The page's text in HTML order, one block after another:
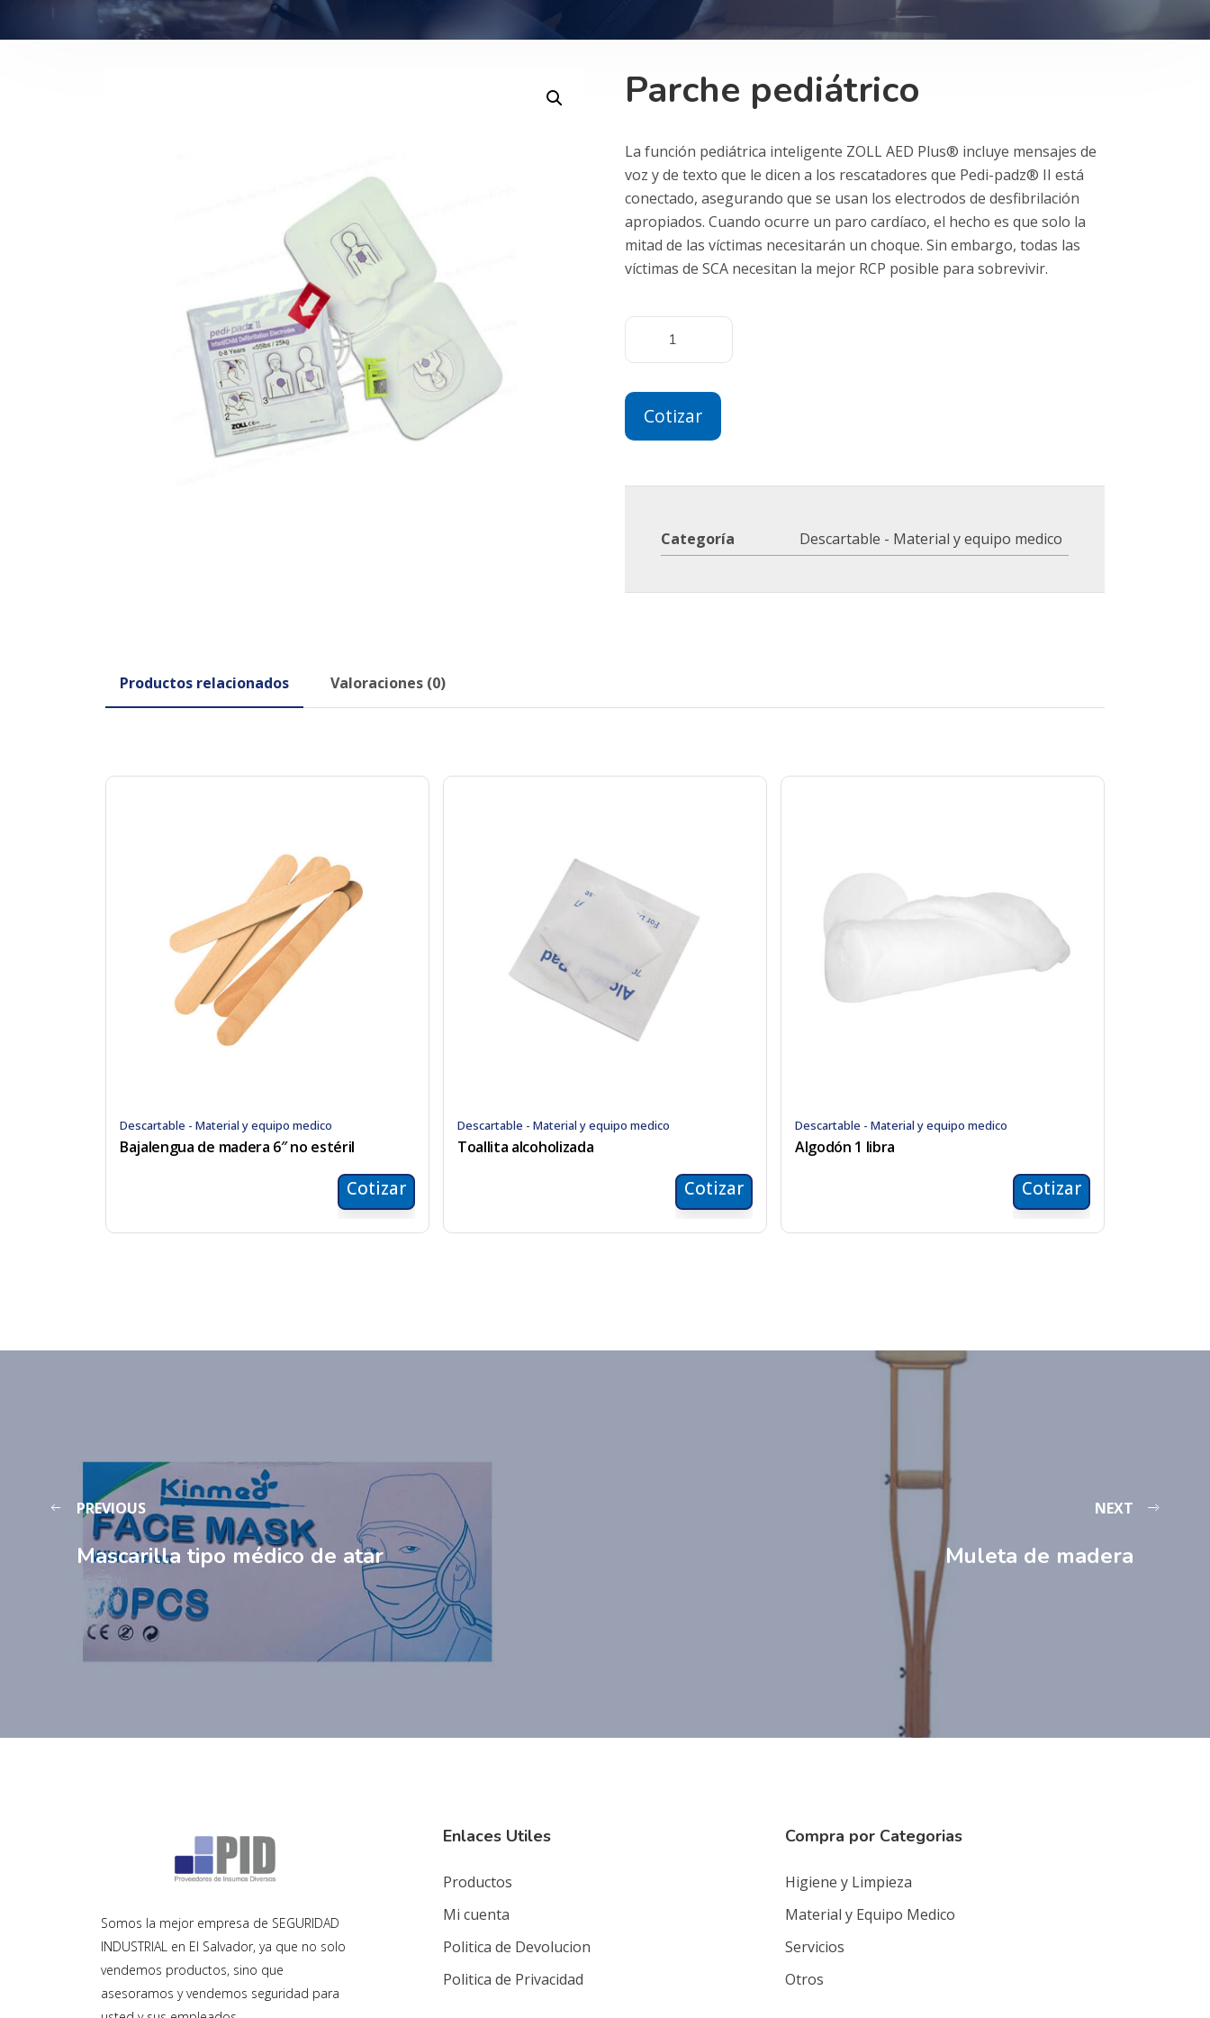
Parche pediátrico
La función pediátrica inteligente ZOLL AED Plus® incluye mensajes de
voz y de texto que le dicen a los rescatadores que Pedi-padz® II está
conectado, asegurando que se usan los electrodos de desfibrilación
apropiados. Cuando ocurre un paro cardíaco, el hecho es que solo la
mitad de las víctimas necesitarán un choque. Sin embargo, todas las
víctimas de SCA necesitan la mejor RCP posible para sobrevivir.
Cotizar
Categoría Descartable - Material y equipo medico
Productos relacionados Valoraciones (0)
Descartable - Material y equipo medico
Bajalengua de madera 6″ no estéril
Cotizar
Descartable - Material y equipo medico
Toallita alcoholizada
Cotizar
Descartable - Material y equipo medico
Algodón 1 libra
Cotizar
PREVIOUS
Mascarilla tipo médico de atar
NEXT
Muleta de madera
Somos la mejor empresa de SEGURIDAD
INDUSTRIAL en El Salvador, ya que no solo
vendemos productos, sino que
asesoramos y vendemos seguridad para
Enlaces Utiles
Productos
Mi cuenta
Politica de Devolucion
Politica de Privacidad
Compra por Categorias
Higiene y Limpieza
Material y Equipo Medico
Servicios
Otros